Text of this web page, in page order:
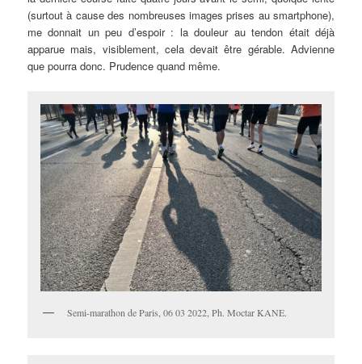
(surtout à cause des nombreuses images prises au smartphone),
me donnait un peu d’espoir : la douleur au tendon était déjà
apparue mais, visiblement, cela devait être gérable. Advienne
que pourra donc. Prudence quand même.
Semi-marathon de Paris, 06 03 2022, Ph. Moctar KANE.